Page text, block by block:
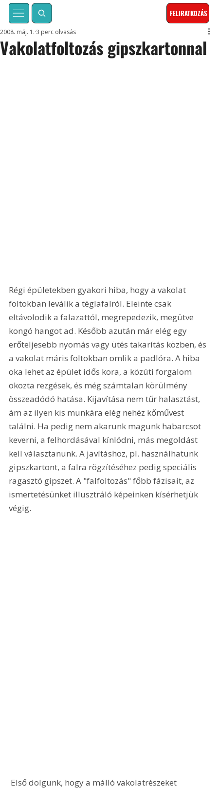
FELIRATKOZÁS
Vakolatfoltozás gipszkartonnal
2008. máj. 1. 3 perc olvasás
Régi épületekben gyakori hiba, hogy a vakolat
foltokban leválik a téglafalról. Eleinte csak
eltávolodik a falazattól, megrepedezik, megütve
kongó hangot ad. Később azután már elég egy
erőteljesebb nyomás vagy ütés takarítás közben, és
a vakolat máris foltokban omlik a padlóra. A hiba
oka lehet az épület idős kora, a közúti forgalom
okozta rezgések, és még számtalan körülmény
összeadódó hatása. Kijavítása nem tűr halasztást,
ám az ilyen kis munkára elég nehéz kőművest
találni. Ha pedig nem akarunk magunk habarcsot
keverni, a felhordásával kínlódni, más megoldást
kell választanunk. A javításhoz, pl. használhatunk
gipszkartont, a falra rögzítéséhez pedig speciális
ragasztó gipszet. A "falfoltozás" főbb fázisait, az
ismertetésünket illusztráló képeinken kísérhetjük
végig.